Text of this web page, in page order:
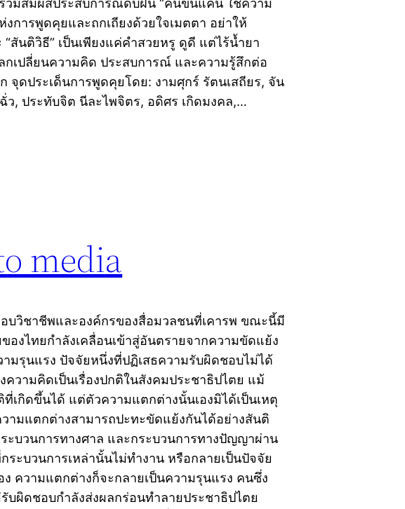
วมสัมผัสประสบการณ์ดับฝัน “คนข้นแค้น ใช้ความ
งการพูดคุยและถกเถียงด้วยใจเมตตา อย่าให้
“สันติวิธี” เป็นเพียงแค่คำสวยหรู ดูดี แต่ไร้น้ำยา
เปลี่ยนความคิด ประสบการณ์ และความรู้สึกต่อ
จุดประเด็นการพูดคุยโดย: งามศุกร์ รัตนเสถียร, จัน
, ประทับจิต นีละไพจิตร, อดิศร เกิดมงคล,…
media
บวิชาชีพและองค์กรของสื่อมวลชนที่เคารพ ขณะนี้มี
องไทยกำลังเคลื่อนเข้าสู่อันตรายจากความขัดแย้ง
ามรุนแรง ปัจจัยหนึ่งที่ปฏิเสธความรับผิดชอบไม่ได้
วามคิดเป็นเรื่องปกติในสังคมประชาธิปไตย แม้
ที่เกิดขึ้นได้ แต่ตัวความแตกต่างนั้นเองมิได้เป็นเหตุ
ามแตกต่างสามารถปะทะขัดแย้งกันได้อย่างสันติ
ะบวนการทางศาล และกระบวนการทางปัญญาผ่าน
ระบวนการเหล่านั้นไม่ทำงาน หรือกลายเป็นปัจจัย
ง ความแตกต่างก็จะกลายเป็นความรุนแรง คนซึ่ง
ผิดชอบกำลังส่งผลกร่อนทำลายประชาธิปไตย